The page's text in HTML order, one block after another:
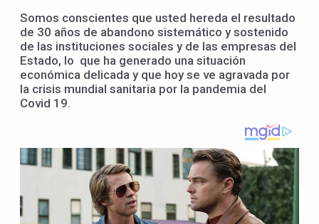
Somos conscientes que usted hereda el resultado
de 30 años de abandono sistemático y sostenido
de las instituciones sociales y de las empresas del
Estado, lo que ha generado una situación
económica delicada y que hoy se ve agravada por
la crisis mundial sanitaria por la pandemia del
Covid 19.